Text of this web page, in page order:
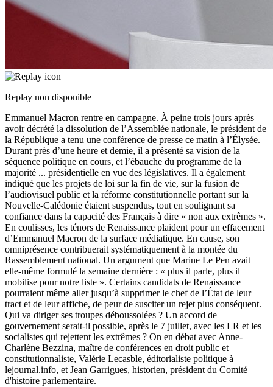
Replay non disponible
Emmanuel Macron rentre en campagne. À peine trois jours après
avoir décrété la dissolution de l’Assemblée nationale, le président de
la République a tenu une conférence de presse ce matin à l’Élysée.
Durant près d’une heure et demie, il a présenté sa vision de la
séquence politique en cours, et l’ébauche du programme de la
majorité ... présidentielle en vue des législatives. Il a également
indiqué que les projets de loi sur la fin de vie, sur la fusion de
l’audiovisuel public et la réforme constitutionnelle portant sur la
Nouvelle-Calédonie étaient suspendus, tout en soulignant sa
confiance dans la capacité des Français à dire « non aux extrêmes ».
En coulisses, les ténors de Renaissance plaident pour un effacement
d’Emmanuel Macron de la surface médiatique. En cause, son
omniprésence contribuerait systématiquement à la montée du
Rassemblement national. Un argument que Marine Le Pen avait
elle-même formulé la semaine dernière : « plus il parle, plus il
mobilise pour notre liste ». Certains candidats de Renaissance
pourraient même aller jusqu’à supprimer le chef de l’État de leur
tract et de leur affiche, de peur de susciter un rejet plus conséquent.
Qui va diriger ses troupes déboussolées ? Un accord de
gouvernement serait-il possible, après le 7 juillet, avec les LR et les
socialistes qui rejettent les extrêmes ? On en débat avec Anne-
Charlène Bezzina, maître de conférences en droit public et
constitutionnaliste, Valérie Lecasble, éditorialiste politique à
lejournal.info, et Jean Garrigues, historien, président du Comité
d'histoire parlementaire.